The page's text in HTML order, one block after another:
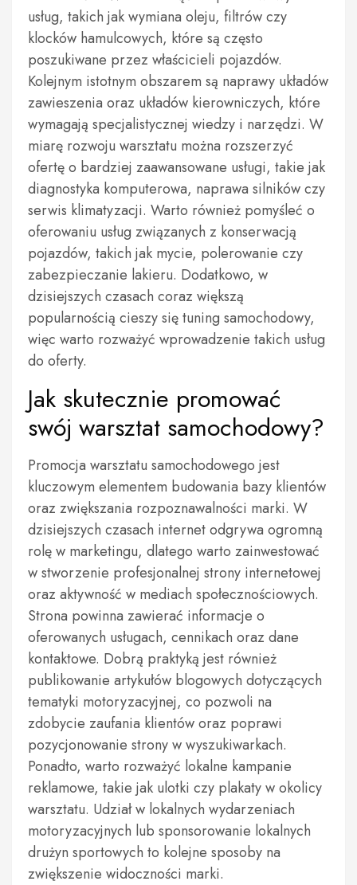
usług, takich jak wymiana oleju, filtrów czy
klocków hamulcowych, które są często
poszukiwane przez właścicieli pojazdów.
Kolejnym istotnym obszarem są naprawy układów
zawieszenia oraz układów kierowniczych, które
wymagają specjalistycznej wiedzy i narzędzi. W
miarę rozwoju warsztatu można rozszerzyć
ofertę o bardziej zaawansowane usługi, takie jak
diagnostyka komputerowa, naprawa silników czy
serwis klimatyzacji. Warto również pomyśleć o
oferowaniu usług związanych z konserwacją
pojazdów, takich jak mycie, polerowanie czy
zabezpieczanie lakieru. Dodatkowo, w
dzisiejszych czasach coraz większą
popularnością cieszy się tuning samochodowy,
więc warto rozważyć wprowadzenie takich usług
do oferty.
Jak skutecznie promować
swój warsztat samochodowy?
Promocja warsztatu samochodowego jest
kluczowym elementem budowania bazy klientów
oraz zwiększania rozpoznawalności marki. W
dzisiejszych czasach internet odgrywa ogromną
rolę w marketingu, dlatego warto zainwestować
w stworzenie profesjonalnej strony internetowej
oraz aktywność w mediach społecznościowych.
Strona powinna zawierać informacje o
oferowanych usługach, cennikach oraz dane
kontaktowe. Dobrą praktyką jest również
publikowanie artykułów blogowych dotyczących
tematyki motoryzacyjnej, co pozwoli na
zdobycie zaufania klientów oraz poprawi
pozycjonowanie strony w wyszukiwarkach.
Ponadto, warto rozważyć lokalne kampanie
reklamowe, takie jak ulotki czy plakaty w okolicy
warsztatu. Udział w lokalnych wydarzeniach
motoryzacyjnych lub sponsorowanie lokalnych
drużyn sportowych to kolejne sposoby na
zwiększenie widoczności marki.